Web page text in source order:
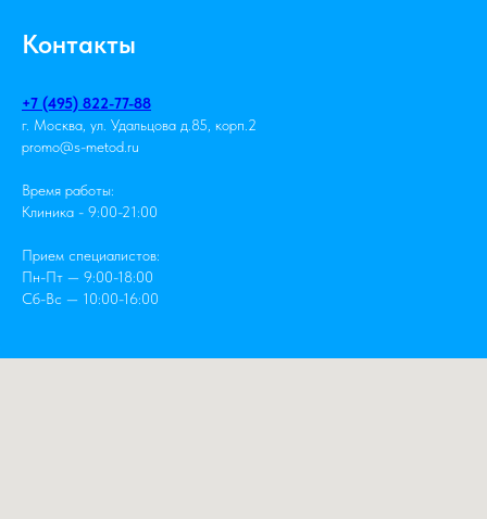
Контакты
+7 (495) 822-77-88
г. Москва, ул. Удальцова д.85, корп.2
promo@s-metod.ru
Время работы:
Клиника - 9:00-21:00
Прием специалистов:
Пн-Пт — 9:00-18:00
Сб-Вс — 10:00-16:00